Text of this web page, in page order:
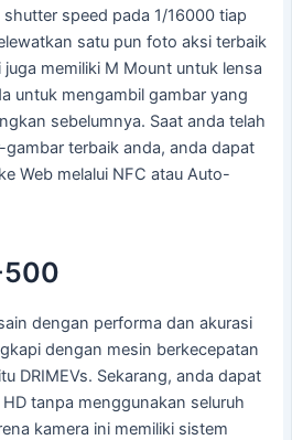
speed pada 1/16000 tiap
satu pun foto aksi terbaik
memiliki M Mount untuk lensa
untuk mengambil gambar yang
sebelumnya. Saat anda telah
terbaik anda, anda dapat
Web melalui NFC atau Auto-
500
dengan performa dan akurasi
dengan mesin berkecepatan
DRIMEVs. Sekarang, anda dapat
tanpa menggunakan seluruh
kamera ini memiliki sistem